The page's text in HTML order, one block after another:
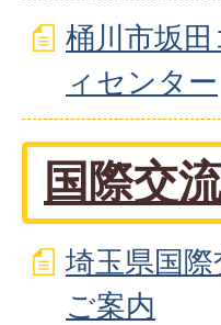
桶川市坂
ィセンター
国際交
埼玉県国
ご案内